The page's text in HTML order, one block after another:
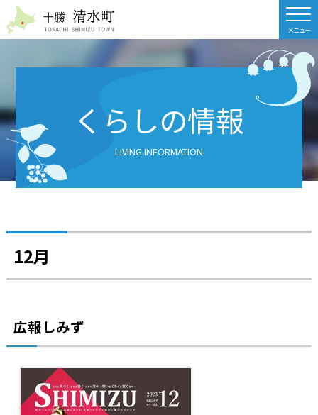
くらしの情報
LIVING INFORMATION
12月
広報しみず